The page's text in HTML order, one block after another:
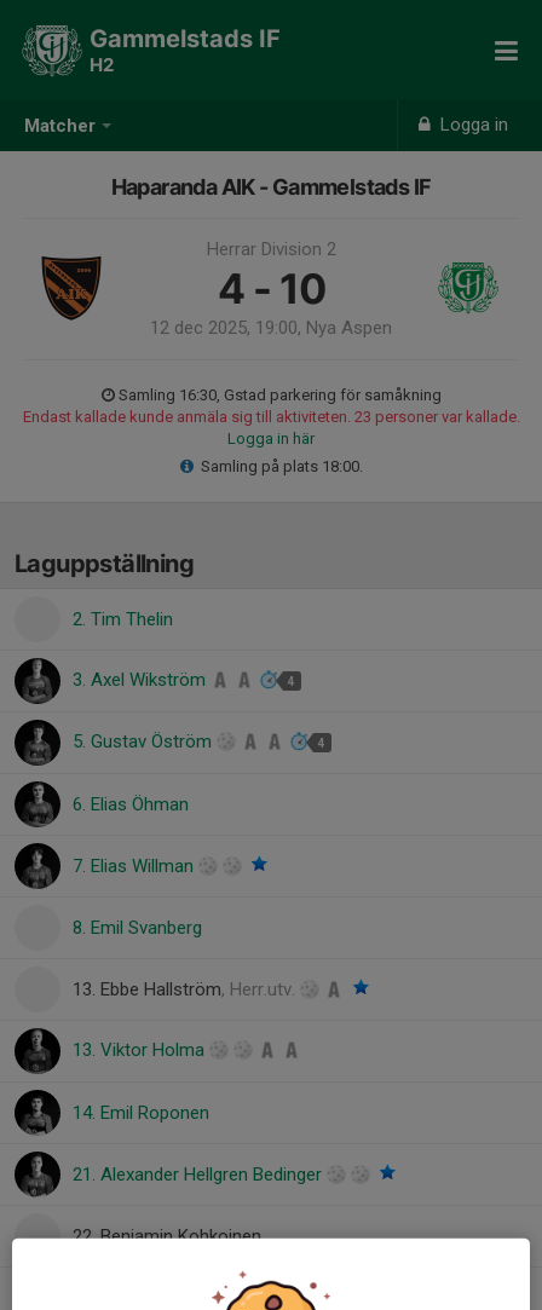
Matcher Logga in
Gammelstads IF
H2
Haparanda AIK - Gammelstads IF
Herrar Division 2
4 - 10
12 dec 2025, 19:00, Nya Aspen
Samling 16:30, Gstad parkering för samåkning
Endast kallade kunde anmäla sig till aktiviteten. 23 personer var kallade.
Logga in här
Samling på plats 18:00.
Laguppställning
2. Tim Thelin
3. Axel Wikström 4
5. Gustav Öström 4
6. Elias Öhman
7. Elias Willman
8. Emil Svanberg
13. Ebbe Hallström, Herr.utv.
13. Viktor Holma
14. Emil Roponen
21. Alexander Hellgren Bedinger
22. Benjamin Kohkoinen
27. Samuel Roponen